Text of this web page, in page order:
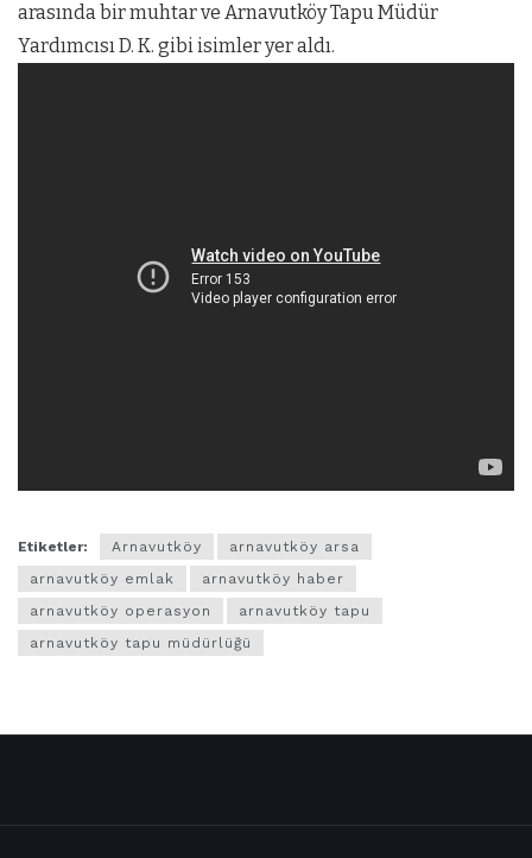
arasında bir muhtar ve Arnavutköy Tapu Müdür
Yardımcısı D. K. gibi isimler yer aldı.
Etiketler: Arnavutköy
arnavutköy arsa
arnavutköy emlak
arnavutköy haber
arnavutköy operasyon
arnavutköy tapu
arnavutköy tapu müdürlüğü